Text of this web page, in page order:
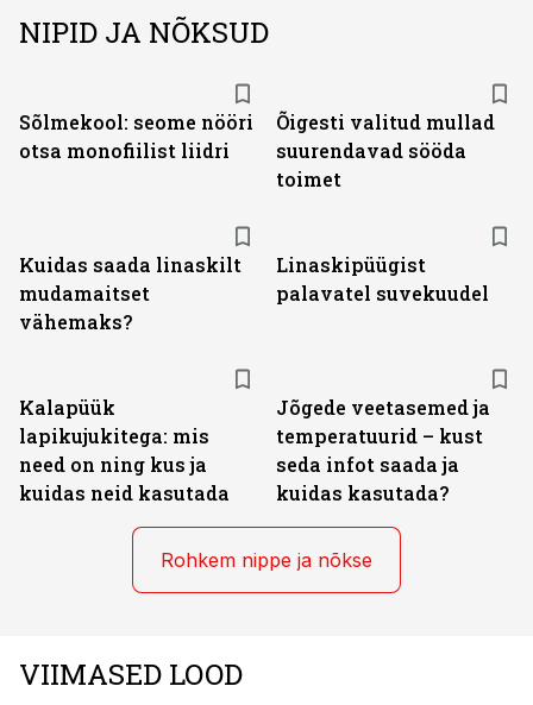
NIPID JA NÕKSUD
Sõlmekool: seome nööri
otsa monofiilist liidri
Õigesti valitud mullad
suurendavad sööda
toimet
Kuidas saada linaskilt
mudamaitset
vähemaks?
Linaskipüügist
palavatel suvekuudel
Kalapüük
lapikujukitega: mis
need on ning kus ja
kuidas neid kasutada
Jõgede veetasemed ja
temperatuurid – kust
seda infot saada ja
kuidas kasutada?
Rohkem nippe ja nõkse
VIIMASED LOOD